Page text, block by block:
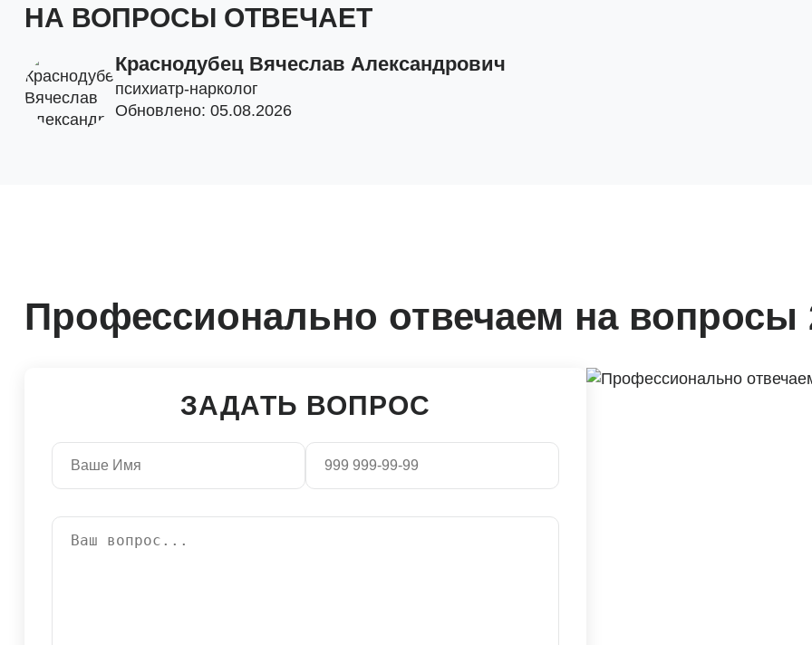
НА ВОПРОСЫ ОТВЕЧАЕТ
Краснодубец Вячеслав Александрович
психиатр-нарколог
Обновлено: 05.08.2026
Профессионально отвечаем на вопросы
ЗАДАТЬ ВОПРОС